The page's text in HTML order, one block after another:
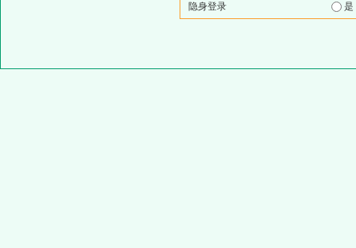
隐身登录